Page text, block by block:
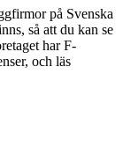
på Svenska
så att du kan se
har F-
och läs